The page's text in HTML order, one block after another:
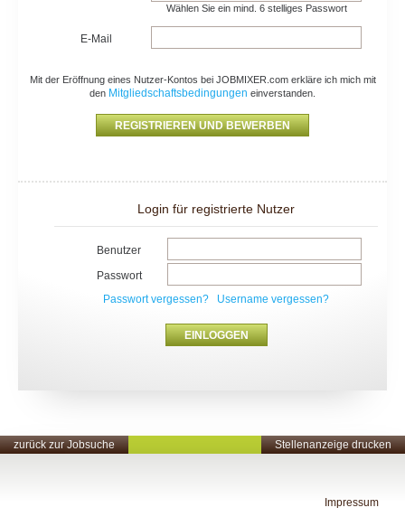
Wählen Sie ein mind. 6 stelliges Passwort
E-Mail
Mit der Eröffnung eines Nutzer-Kontos bei JOBMIXER.com erkläre ich mich mit
den Mitgliedschaftsbedingungen einverstanden.
Login für registrierte Nutzer
Benutzer
Passwort
Passwort vergessen?
Username vergessen?
zurück zur Jobsuche Stellenanzeige drucken
Impressum